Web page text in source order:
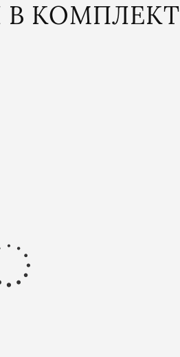
КОМПЛЕКТ